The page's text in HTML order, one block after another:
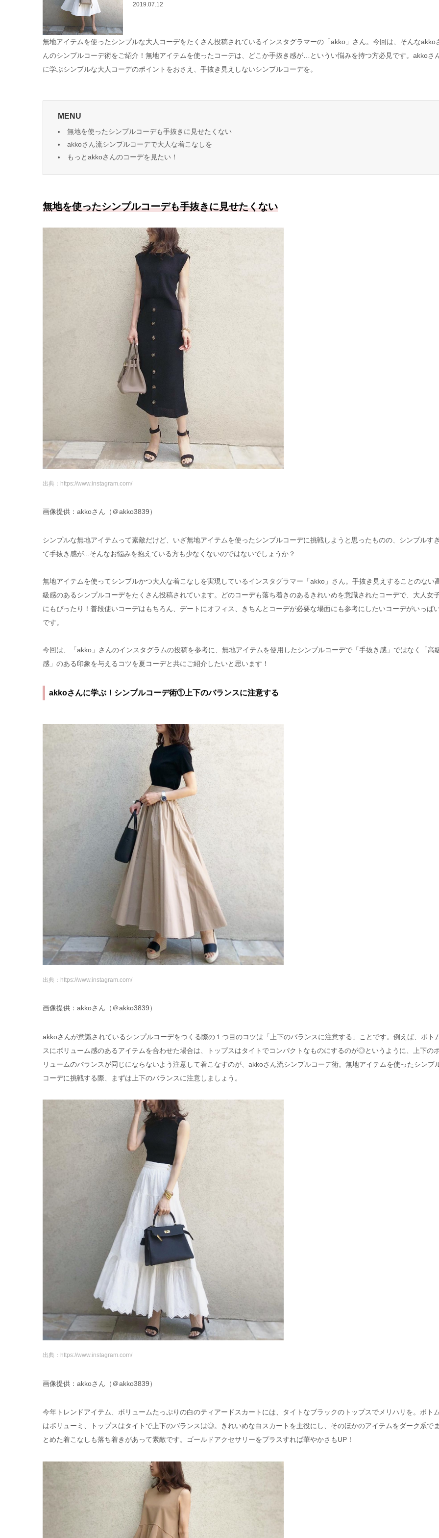
2019.07.12
無地アイテムを使ったシンプルな大人コーデをたくさん投稿されているインスタグラマーの「akko」さん。今回は、そんなakko
んのシンプルコーデ術をご紹介！無地アイテムを使ったコーデは、どこか手抜き感が…というい悩みを持つ方必見です。akkoさ
に学ぶシンプルな大人コーデのポイントをおさえ、手抜き見えしないシンプルコーデを。
MENU
無地を使ったシンプルコーデも手抜きに見せたくない
akkoさん流シンプルコーデで大人な着こなしを
もっとakkoさんのコーデを見たい！
無地を使ったシンプルコーデも手抜きに見せたくない
出典：https://www.instagram.com/
画像提供：akkoさん（＠akko3839）
シンプルな無地アイテムって素敵だけど、いざ無地アイテムを使ったシンプルコーデに挑戦しようと思ったものの、シンプルす
て手抜き感が...そんなお悩みを抱えている方も少なくないのではないでしょうか？
無地アイテムを使ってシンプルかつ大人な着こなしを実現しているインスタグラマー「akko」さん。手抜き見えすることのない
級感のあるシンプルコーデをたくさん投稿されています。どのコーデも落ち着きのあるきれいめを意識されたコーデで、大人女
にもぴったり！普段使いコーデはもちろん、デートにオフィス、きちんとコーデが必要な場面にも参考にしたいコーデがいっぱ
です。
今回は、「akko」さんのインスタグラムの投稿を参考に、無地アイテムを使用したシンプルコーデで「手抜き感」ではなく「高
感」のある印象を与えるコツを夏コーデと共にご紹介したいと思います！
akkoさんに学ぶ！シンプルコーデ術①上下のバランスに注意する
出典：https://www.instagram.com/
画像提供：akkoさん（＠akko3839）
akkoさんが意識されているシンプルコーデをつくる際の１つ目のコツは「上下のバランスに注意する」ことです。例えば、ボト
スにボリューム感のあるアイテムを合わせた場合は、トップスはタイトでコンパクトなものにするのが◎というように、上下の
リュームのバランスが同じにならないよう注意して着こなすのが、akkoさん流シンプルコーデ術。無地アイテムを使ったシンプ
コーデに挑戦する際、まずは上下のバランスに注意しましょう。
出典：https://www.instagram.com/
画像提供：akkoさん（＠akko3839）
今年トレンドアイテム、ボリュームたっぷりの白のティアードスカートには、タイトなブラックのトップスでメリハリを。ボト
はボリューミ、トップスはタイトで上下のバランスは◎。きれいめな白スカートを主役にし、そのほかのアイテムをダーク系でま
とめた着こなしも落ち着きがあって素敵です。ゴールドアクセサリーをプラスすれば華やかさもUP！